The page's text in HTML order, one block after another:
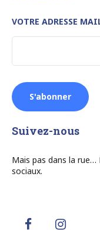
VOTRE ADRESSE
Suivez-nous
Mais pas dans la
sociaux.